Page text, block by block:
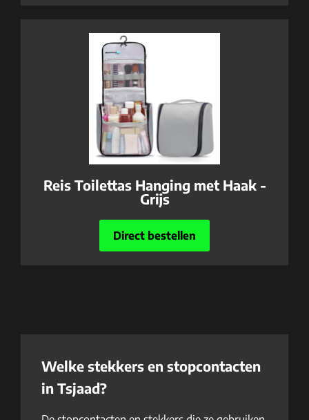
Reis Toilettas Hanging met Haak -
Grijs
Direct bestellen
Welke stekkers en stopcontacten
in Tsjaad?